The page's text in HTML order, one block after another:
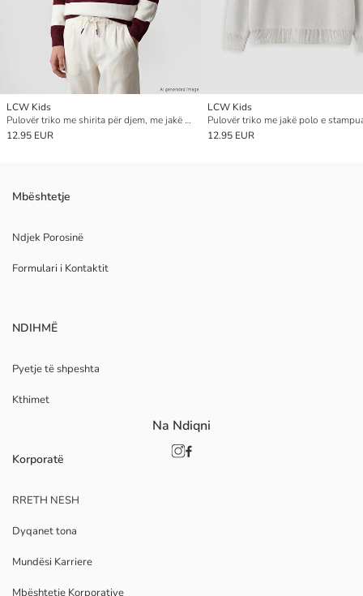
LCW Kids
Pulovër triko me shirita për djem, me jakë polo
12.95 EUR
LCW Kids
12.95 EUR
Mbështetje
Ndjek Porosinë
Formulari i Kontaktit
NDIHMË
Pyetje të shpeshta
Kthimet
Korporatë
RRETH NESH
Dyqanet tona
Mundësi Karriere
Mbështetje Korporative
Na Ndiqni